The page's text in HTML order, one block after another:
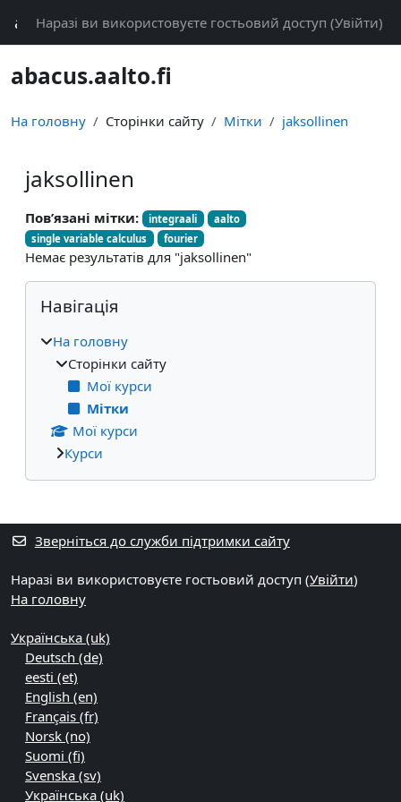
abacusНаразі ви використовуєте гостьовий доступ (Увійти)
abacus.aalto.fi
На головну Сторінки сайту Мітки jaksollinen
jaksollinen
Пов’язані мітки: integraali
aalto
single variable calculus
fourier
Немає результатів для "jaksollinen"
Блоки
Пропустити Навігація
Навігація
На головну
Сторінки сайту
Мої курси
Мітки
Мої курси
Курси
Додаткові блоки
Зверніться до служби підтримки сайту
Наразі ви використовуєте гостьовий доступ (Увійти)
На головну
Українська ‎(uk)‎
Deutsch ‎(de)‎
eesti ‎(et)‎
English ‎(en)‎
Français ‎(fr)‎
Norsk ‎(no)‎
Suomi ‎(fi)‎
Svenska ‎(sv)‎
Українська ‎(uk)‎